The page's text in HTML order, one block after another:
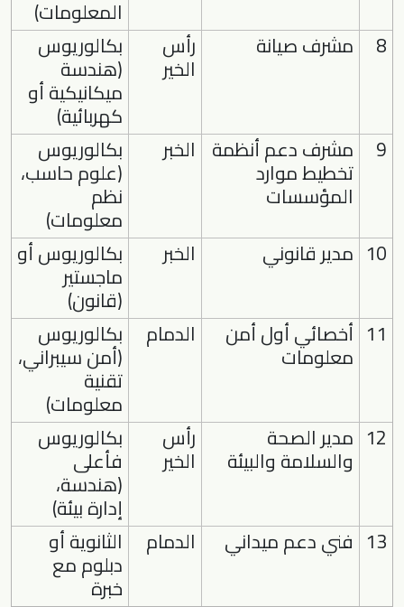
المعلومات)
8
مشرف صيانة رأس
الخير
بكالوريوس
(هندسة
ميكانيكية أو
كهربائية)
9
مشرف دعم أنظمة
تخطيط موارد
المؤسسات
الخبر بكالوريوس
(علوم حاسب،
نظم
معلومات)
10 مدير قانوني الخبر بكالوريوس أو
ماجستير
(قانون)
11 أخصائي أول أمن
معلومات
الدمام بكالوريوس
(أمن سيبراني،
تقنية
معلومات)
12 مدير الصحة
والسلامة والبيئة
رأس
الخير
بكالوريوس
فأعلى
(هندسة،
إدارة بيئة)
13 فني دعم ميداني الدمام الثانوية أو
دبلوم مع
خبرة